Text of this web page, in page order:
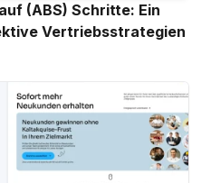
(ABS) Schritte: Ein
Vertriebsstrategien